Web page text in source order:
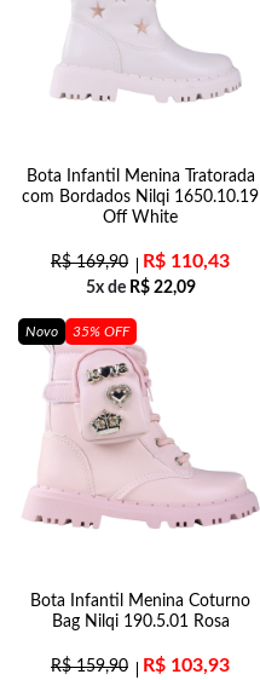
Bota Infantil Menina Tratorada
com Bordados Nilqi 1650.10.19
Off White
R$169,90 R$ 110,43
5x de R$22,09
Novo 35% OFF
Bota Infantil Menina Coturno
Bag Nilqi 190.5.01 Rosa
R$159,90 R$ 103,93